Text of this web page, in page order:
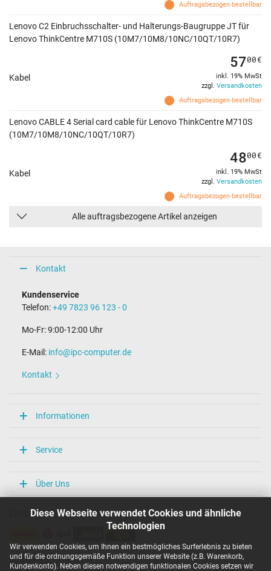
Diese Webseite verwendet Cookies und ähnliche
Technologien
Wir verwenden Cookies, um Ihnen ein bestmögliches Surferlebnis zu bieten
und für die ordnungsgemäße Funktion unserer Website (z.B. Warenkorb,
Kundenkonto). Neben diesen notwendigen funktionalen Cookies setzen wir
Auftragsbezogen bestellbar
Lenovo C2 Einbruchsschalter- und Halterungs-Baugruppe JT für
Lenovo ThinkCentre M710S (10M7/10M8/10NC/10QT/10R7)
Kabel
Auftragsbezogen bestellbar
5700€
inkl. 19% MwSt
zzgl. Versandkosten
Lenovo CABLE 4 Serial card cable für Lenovo ThinkCentre M710S
(10M7/10M8/10NC/10QT/10R7)
Kabel
Auftragsbezogen bestellbar
4800€
inkl. 19% MwSt
zzgl. Versandkosten
Alle auftragsbezogene Artikel anzeigen
Kontakt
Kundenservice
Telefon:+49 7823 96 123 - 0
Mo-Fr: 9:00-12:00 Uhr
E-Mail: info@ipc-computer.de
Kontakt
Informationen
Service
Über Uns
Unsere Versandarten
Unsere Zahlarten